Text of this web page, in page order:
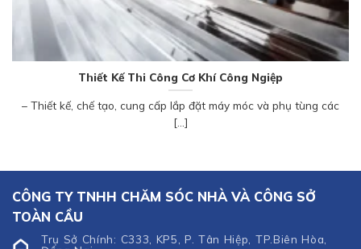
Thiết Kế Thi Công Cơ Khí Công Ngiệp
– Thiết kế, chế tạo, cung cấp lắp đặt máy móc và phụ tùng các
[...]
CÔNG TY TNHH CHĂM SÓC NHÀ VÀ CÔNG SỞ
TOÀN CẦU
Trụ Sở Chính: C333, KP5, P. Tân Hiệp, TP.Biên Hòa,